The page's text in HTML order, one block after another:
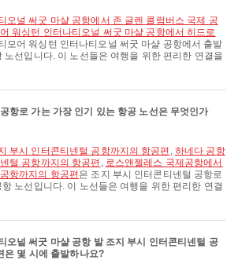
워싱턴 인터나티오널 써굿 마샬 공항에서 히드로
모어 워싱턴 인터나티오널 써굿 마샬 공항에서 출발
노선입니다. 이 노선들은 여행을 위한 편리한 연결을
항로 가는 가장 인기 있는 항공 노선은 무엇인가
부시 인터콘티넨털 공항까지의 항공편 , 하네다 공항
털 공항까지의 항공편 , 로스앤젤레스 국제공항에서
항까지의 항공편 은 조지 부시 인터콘티넨털 공항로
노선입니다. 이 노선들은 여행을 위한 편리한 연결
오널 써굿 마샬 공항 발 조지 부시 인터콘티넨털 공
은 몇 시에 출발하나요?